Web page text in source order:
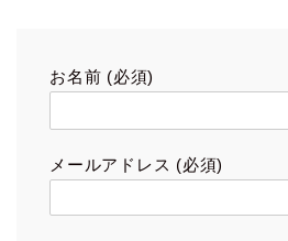
お名前 (必須)
メールアドレス (必須)